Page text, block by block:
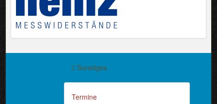
Sonstiges
Termine